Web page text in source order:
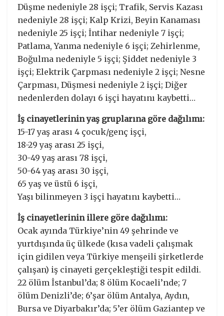
Düşme nedeniyle 28 işçi; Trafik, Servis Kazası
nedeniyle 28 işçi; Kalp Krizi, Beyin Kanaması
nedeniyle 25 işçi; İntihar nedeniyle 7 işçi;
Patlama, Yanma nedeniyle 6 işçi; Zehirlenme,
Boğulma nedeniyle 5 işçi; Şiddet nedeniyle 3
işçi; Elektrik Çarpması nedeniyle 2 işçi; Nesne
Çarpması, Düşmesi nedeniyle 2 işçi; Diğer
nedenlerden dolayı 6 işçi hayatını kaybetti…
İş cinayetlerinin yaş gruplarına göre dağılımı:
15-17 yaş arası 4 çocuk/genç işçi,
18-29 yaş arası 25 işçi,
30-49 yaş arası 78 işçi,
50-64 yaş arası 30 işçi,
65 yaş ve üstü 6 işçi,
Yaşı bilinmeyen 3 işçi hayatını kaybetti…
İş cinayetlerinin illere göre dağılımı:
Ocak ayında Türkiye’nin 49 şehrinde ve
yurtdışında üç ülkede (kısa vadeli çalışmak
için gidilen veya Türkiye menşeili şirketlerde
çalışan) iş cinayeti gerçekleştiği tespit edildi.
22 ölüm İstanbul’da; 8 ölüm Kocaeli’nde; 7
ölüm Denizli’de; 6’şar ölüm Antalya, Aydın,
Bursa ve Diyarbakır’da; 5’er ölüm Gaziantep ve